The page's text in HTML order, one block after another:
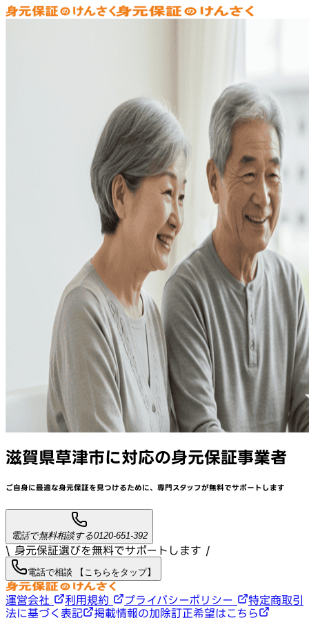
滋賀県草津市に対応の身元保証事業者
ご自身に最適な身元保証を見つけるために、 専門スタッフが無料でサポートします
電話で無料相談する0120-651-392
\ 身元保証選びを無料でサポートします /
電話で相談 【こちらをタップ】
運営会社 利用規約 プライバシーポリシー
特定商取引
法に基づく表記
掲載情報の加除訂正希望はこちら